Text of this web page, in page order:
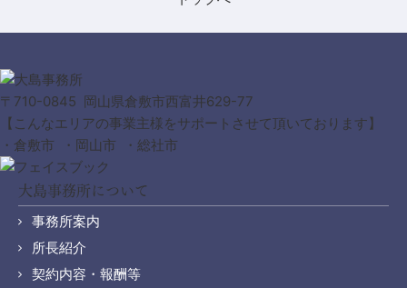
〒710-0845 岡山県倉敷市西富井629-77
【こんなエリアの事業主様をサポートさせて頂いております】
・倉敷市 ・岡山市 ・総社市
大島事務所について
事務所案内
所長紹介
契約内容・報酬等